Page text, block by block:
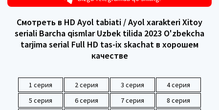
Смотреть в HD Ayol tabiati / Ayol xarakteri Xitoy
seriali Barcha qismlar Uzbek tilida 2023 O'zbekcha
tarjima serial Full HD tas-ix skachat в хорошем
качестве
1 серия 2 серия 3 серия
4 серия
5 серия
6 серия 7 серия
8 серия